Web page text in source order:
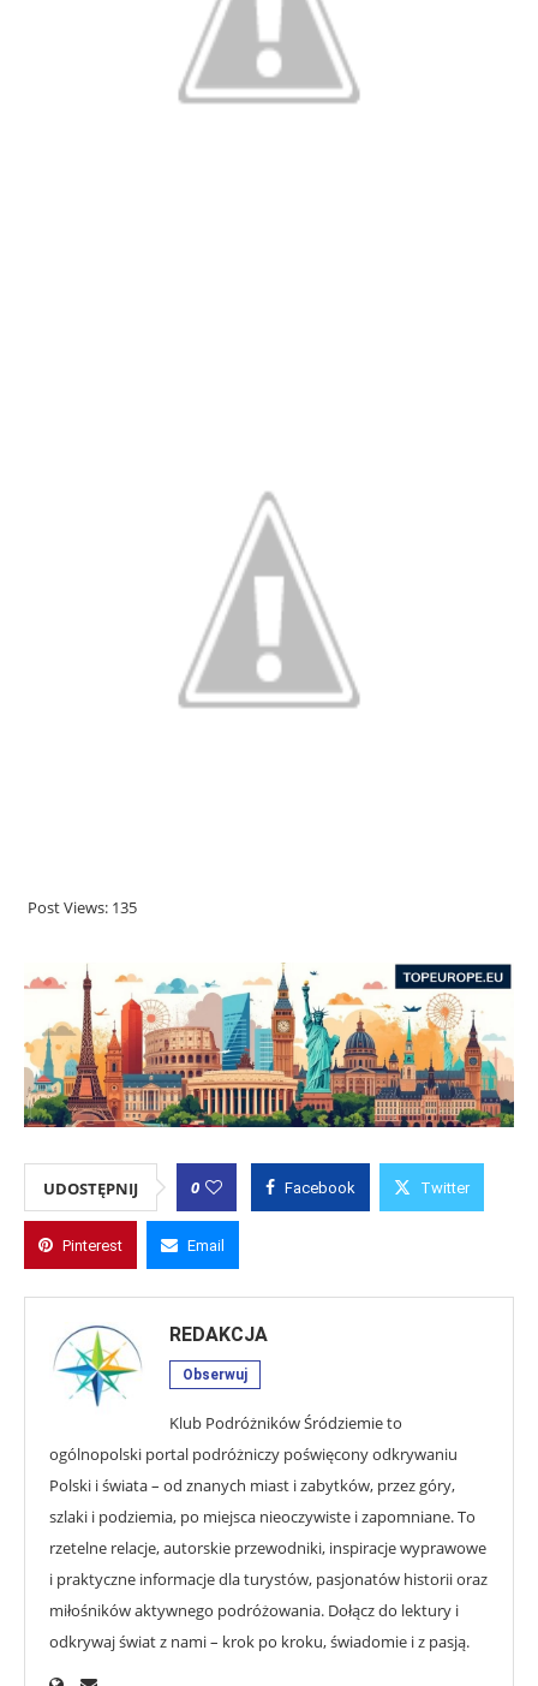
Post Views: 135
UDOSTĘPNIJ 0 Facebook Twitter
Pinterest Email
REDAKCJA
Obserwuj
Klub Podróżników Śródziemie to
ogólnopolski portal podróżniczy poświęcony odkrywaniu
Polski i świata – od znanych miast i zabytków, przez góry,
szlaki i podziemia, po miejsca nieoczywiste i zapomniane. To
rzetelne relacje, autorskie przewodniki, inspiracje wyprawowe
i praktyczne informacje dla turystów, pasjonatów historii oraz
miłośników aktywnego podróżowania. Dołącz do lektury i
odkrywaj świat z nami – krok po kroku, świadomie i z pasją.